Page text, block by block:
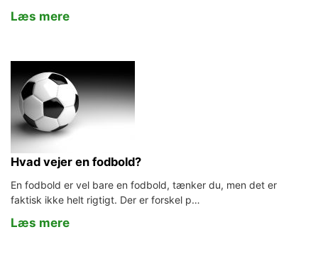
Læs mere
Hvad vejer en fodbold?
En fodbold er vel bare en fodbold, tænker du, men det er
faktisk ikke helt rigtigt. Der er forskel p…
Læs mere